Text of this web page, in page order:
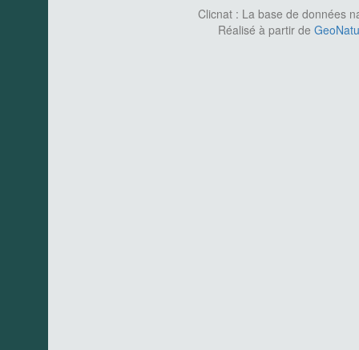
Clicnat : La base de données
Réalisé à partir de